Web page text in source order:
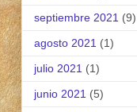
septiembre 2021 (9)
agosto 2021 (1)
julio 2021 (1)
junio 2021 (5)